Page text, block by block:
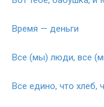
Время — деньги
Все (мы) люди, все
Все едино, что хлеб,